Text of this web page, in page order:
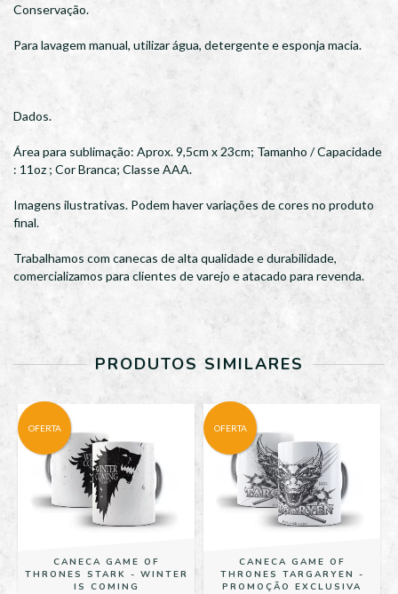
Conservação.
Para lavagem manual, utilizar água, detergente e esponja macia.
Dados.
Área para sublimação: Aprox. 9,5cm x 23cm; Tamanho / Capacidade
: 11oz ; Cor Branca; Classe AAA.
Imagens ilustrativas. Podem haver variações de cores no produto
final.
Trabalhamos com canecas de alta qualidade e durabilidade,
comercializamos para clientes de varejo e atacado para revenda.
PRODUTOS SIMILARES
OFERTA
CANECA GAME OF
THRONES STARK - WINTER
IS COMING
OFERTA
CANECA GAME OF
THRONES TARGARYEN -
PROMOÇÃO EXCLUSIVA